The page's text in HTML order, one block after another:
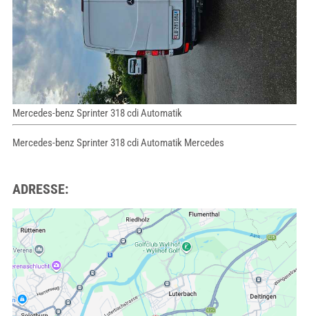
Mercedes-benz Sprinter 318 cdi Automatik
Mercedes-benz Sprinter 318 cdi Automatik Mercedes
ADRESSE: